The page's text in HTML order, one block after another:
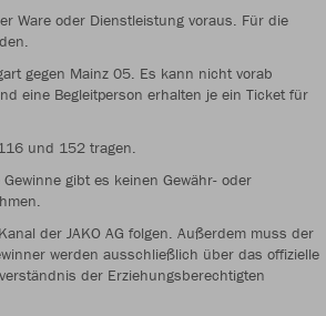
Ware oder Dienstleistung voraus. Für die
gegen Mainz 05. Es kann nicht vorab
eine Begleitperson erhalten je ein Ticket für
und 152 tragen.
gibt es keinen Gewähr- oder
der JAKO AG folgen. Außerdem muss der
werden ausschließlich über das offizielle
der Erziehungsberechtigten